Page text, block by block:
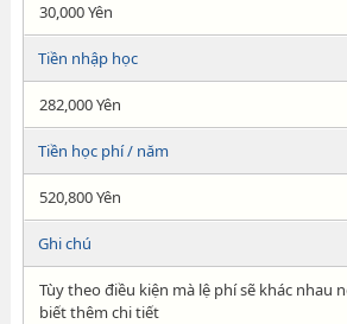
30,000 Yên
Tiền nhập học
282,000 Yên
Tiền học phí / năm
520,800 Yên
Ghi chú
Tùy theo điều kiện mà lệ phí sẽ khác nhau
biết thêm chi tiết